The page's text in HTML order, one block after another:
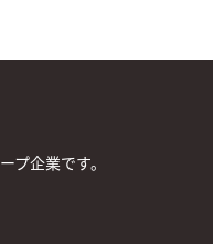
プ企業です。